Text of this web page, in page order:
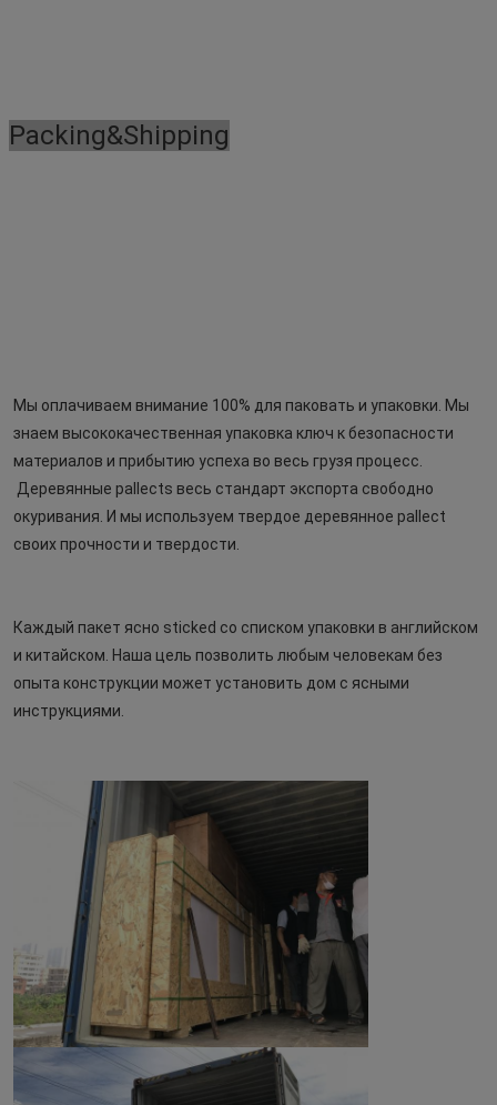
Packing&Shipping
Мы оплачиваем внимание 100% для паковать и упаковки. Мы
знаем высококачественная упаковка ключ к безопасности
окуривания. И мы используем твердое деревянное pallect
своих прочности и твердости.
Каждый пакет ясно sticked со списком упаковки в английском
и китайском. Наша цель позволить любым человекам без
опыта конструкции может установить дом с ясными
инструкциями.